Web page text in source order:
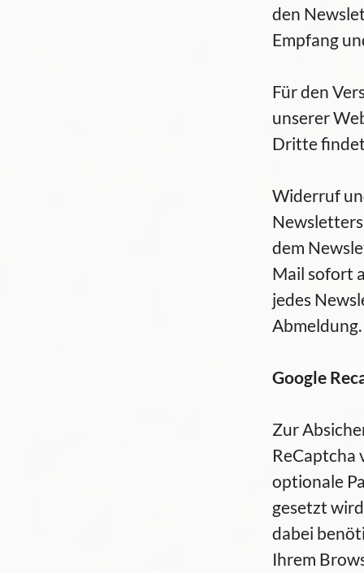
den
Empfang
Für den
unserer
Dritte
Widerruf
dem
Mail sofort
jedes
Abmeldung.
Google
Zur
ReCaptcha
optionale
gesetzt
dabei
Ihrem